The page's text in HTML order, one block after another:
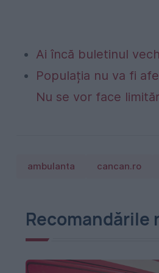
Ai încă buletinul
Populația nu va fi
Nu se vor face
ambulanta cancan.ro
Recomandările